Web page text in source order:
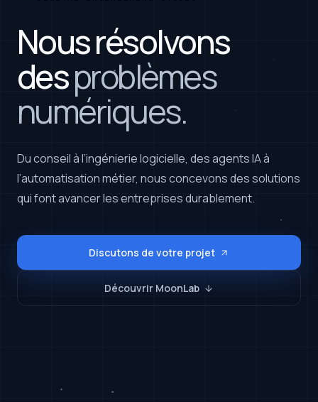
Nous résolvons
desproblèmes
numériques.
Du conseil à l’ingénierie logicielle, des agents IA à
l’automatisation métier, nous concevons des solutions
qui font avancer les entreprises durablement.
Discutons de votre projet
Découvrir MoonLab